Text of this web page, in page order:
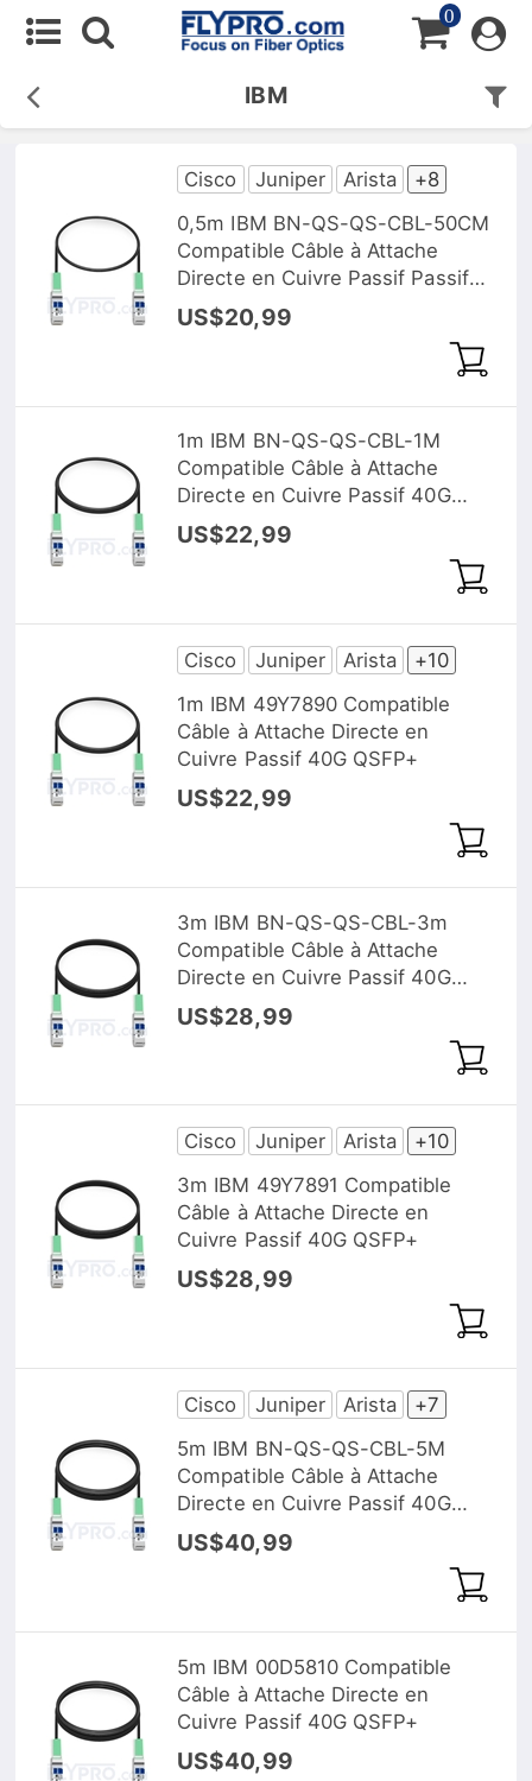
0
IBM
Cisco Juniper Arista
+8
0,5m IBM BN-QS-QS-CBL-50CM
Compatible Câble à Attache
Directe en Cuivre Passif Passif
40G QSFP+
US$20,99
1m IBM BN-QS-QS-CBL-1M
Compatible Câble à Attache
Directe en Cuivre Passif 40G
QSFP+
US$22,99
Cisco Juniper Arista
+10
1m IBM 49Y7890 Compatible
Câble à Attache Directe en
Cuivre Passif 40G QSFP+
US$22,99
3m IBM BN-QS-QS-CBL-3m
Compatible Câble à Attache
Directe en Cuivre Passif 40G
QSFP+
US$28,99
Cisco Juniper Arista
+10
3m IBM 49Y7891 Compatible
Câble à Attache Directe en
Cuivre Passif 40G QSFP+
US$28,99
Cisco Juniper Arista
+7
5m IBM BN-QS-QS-CBL-5M
Compatible Câble à Attache
Directe en Cuivre Passif 40G
QSFP+
US$40,99
5m IBM 00D5810 Compatible
Câble à Attache Directe en
Cuivre Passif 40G QSFP+
US$40,99